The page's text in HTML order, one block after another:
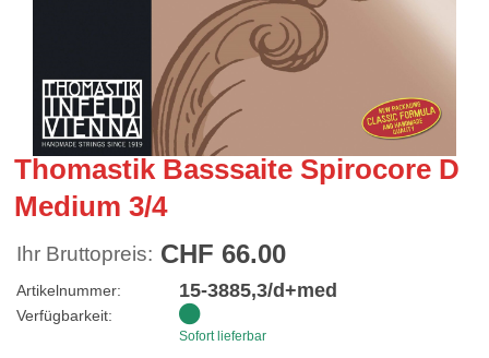
Thomastik Basssaite Spirocore D
Medium 3/4
Ihr Bruttopreis: CHF 66.00
Artikelnummer: 15-3885,3/d+med
Verfügbarkeit:
Sofort lieferbar